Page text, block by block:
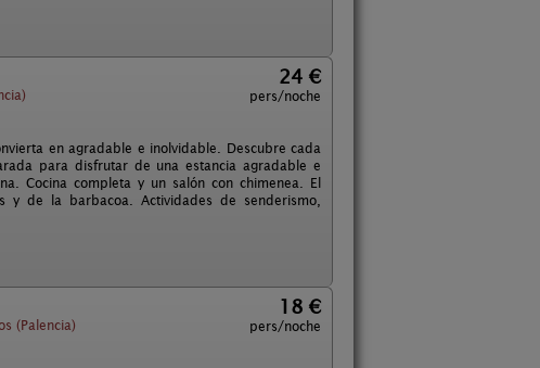
24 €
pers/noche
en agradable e inolvidable. Descubre cada
para disfrutar de una estancia agradable e
Cocina completa y un salón con chimenea. El
de la barbacoa. Actividades de senderismo,
(Palencia)
18 €
pers/noche